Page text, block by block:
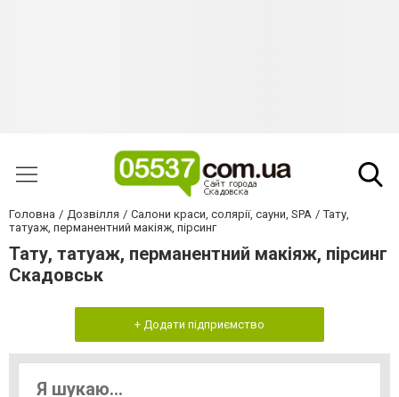
Головна Дозвілля Салони краси, солярії, сауни, SPA
Тату,
татуаж, перманентний макіяж, пірсинг
Тату, татуаж, перманентний макіяж, пірсинг
Скадовськ
+ Додати підприємство